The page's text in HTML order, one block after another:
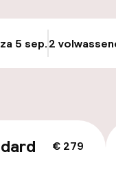
5 sep.2
€ 279